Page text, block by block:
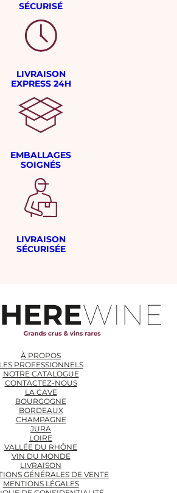
SÉCURISÉ
LIVRAISON
EXPRESS 24H
EMBALLAGES
SOIGNÉS
LIVRAISON
SÉCURISÉE
À PROPOS
LES PROFESSIONNELS
NOTRE CATALOGUE
CONTACTEZ-NOUS
LA CAVE
BOURGOGNE
BORDEAUX
CHAMPAGNE
JURA
LOIRE
VALLÉE DU RHÔNE
VIN DU MONDE
LIVRAISON
GÉNÉRALES DE VENTE
MENTIONS LÉGALES